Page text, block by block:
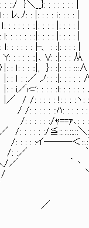
}＼__}: : : : : : : |
､ﾉ: : |: : : : ｉ: : : : |
: : : : : : ::|: : : : |: :
: : : : : :|: : : : |: : : : |
: : : : :├、 : :|: : : : |
: : : : ::|､ V: :|: : : 从
: : : ::|, ｝: :|: : : :::∧
: :／ ノ: : :|: : : : :
: : : :l: : : : : :
: : !: : : :ヽ:
: ::ﾊ: : : : : :
: :/ｬ==ｧ､: : :
≦::.::.::.::＼: :
＜::.:＼:
｀丶＼:
／ ｀丶 ＼
ﾄ- / ＼ ＼:
ｧ' ＼ ＼:
ヽ
／ V